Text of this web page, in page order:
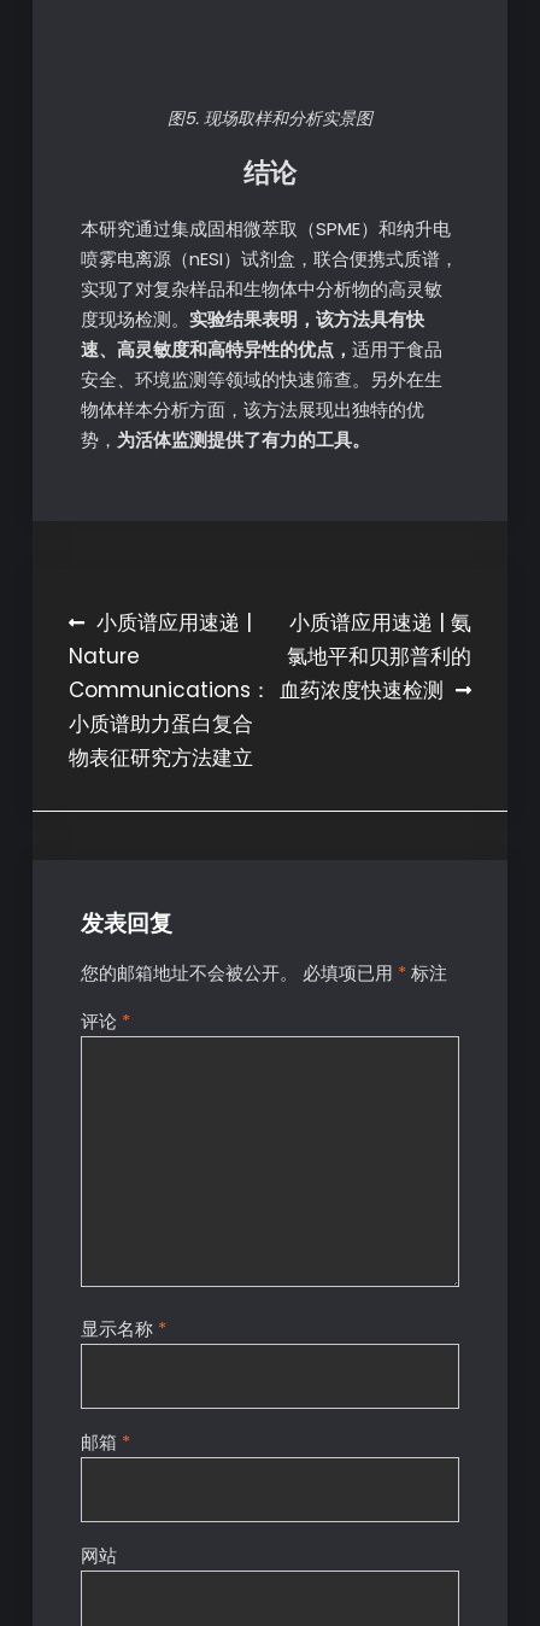
图5. 现场取样和分析实景图
结论
本研究通过集成固相微萃取（SPME）和纳升电
喷雾电离源（nESI）试剂盒，联合便携式质谱，
实现了对复杂样品和生物体中分析物的高灵敏
度现场检测。 实验结果表明，该方法具有快
速、高灵敏度和高特异性的优点， 适用于食品
安全、环境监测等领域的快速筛查。另外在生
物体样本分析方面，该方法展现出独特的优
势， 为活体监测提供了有力的工具。
小质谱应用速递 |
Nature
Communications：
小质谱助力蛋白复合
物表征研究方法建立
小质谱应用速递 | 氨
氯地平和贝那普利的
血药浓度快速检测
发表回复
您的邮箱地址不会被公开。 必填项已用 *标注
评论 *
显示名称 *
邮箱 *
网站